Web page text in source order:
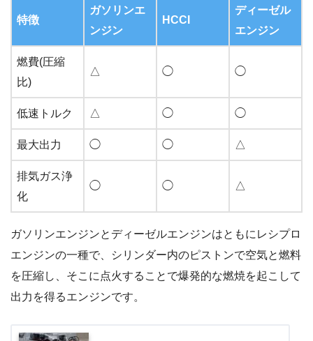
特徴
ガソリンエ
ンジン
HCCI
ディーゼル
エンジン
燃費(圧縮
比)
△ ◯ ◯
低速トルク △ ◯ ◯
最大出力 ◯ ◯ △
排気ガス浄
化
◯ ◯ △
ガソリンエンジンとディーゼルエンジンはともにレシプロ
エンジンの一種で、シリンダー内のピストンで空気と燃料
を圧縮し、そこに点火することで爆発的な燃焼を起こして
出力を得るエンジンです。